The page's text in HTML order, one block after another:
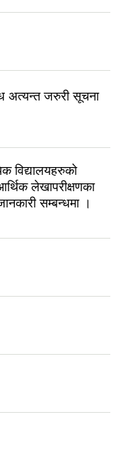
अत्यन्त जरुरी सूचना
विद्यालयहरुको
लेखापरीक्षणका
सम्बन्धमा ।